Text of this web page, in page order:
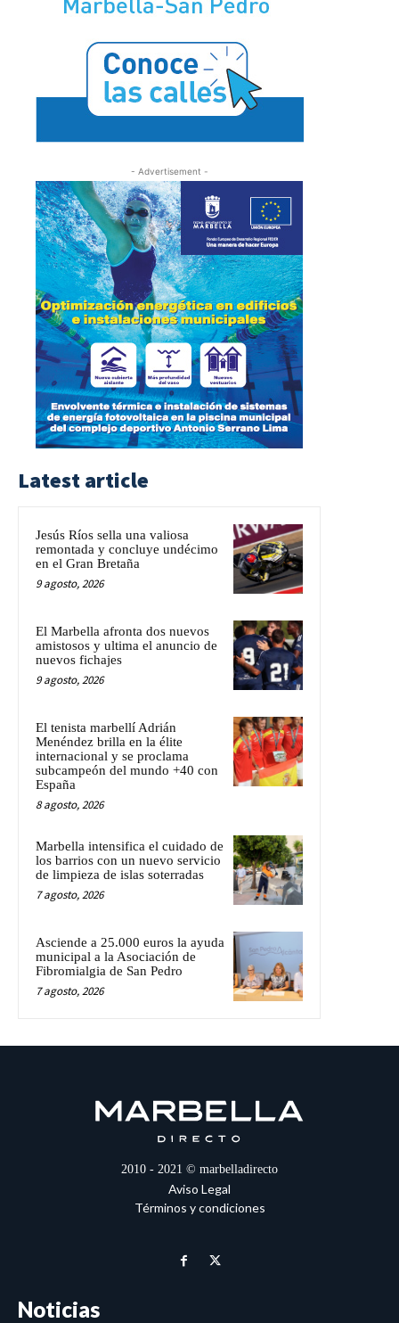
- Advertisement -
Latest article
Jesús Ríos sella una valiosa
remontada y concluye undécimo
en el Gran Bretaña
9 agosto, 2026
El Marbella afronta dos nuevos
amistosos y ultima el anuncio de
nuevos fichajes
9 agosto, 2026
El tenista marbellí Adrián
Menéndez brilla en la élite
internacional y se proclama
subcampeón del mundo +40 con
España
8 agosto, 2026
Marbella intensifica el cuidado de
los barrios con un nuevo servicio
de limpieza de islas soterradas
7 agosto, 2026
Asciende a 25.000 euros la ayuda
municipal a la Asociación de
Fibromialgia de San Pedro
7 agosto, 2026
2010 - 2021 © marbelladirecto
Aviso Legal
Términos y condiciones
Noticias